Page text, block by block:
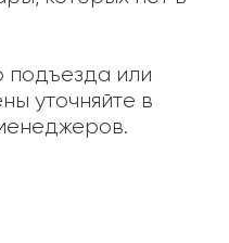
подъезда или
уточняйте в